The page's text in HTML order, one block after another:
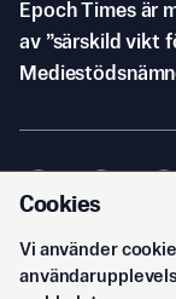
Epoch Times är
av ”särskild vikt
© Svenska Epoch
Cookies
Vi använder